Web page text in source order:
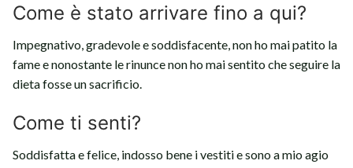
Come è stato arrivare fino a qui?
Impegnativo, gradevole e soddisfacente, non ho mai patito la
fame e nonostante le rinunce non ho mai sentito che seguire la
dieta fosse un sacrificio.
Come ti senti?
Soddisfatta e felice, indosso bene i vestiti e sono a mio agio